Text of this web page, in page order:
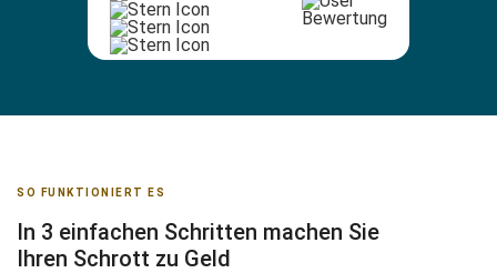
SO FUNKTIONIERT ES
In 3 einfachen Schritten machen Sie
Ihren Schrott zu Geld